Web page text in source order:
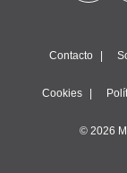
Contacto
Cookies
© 2026